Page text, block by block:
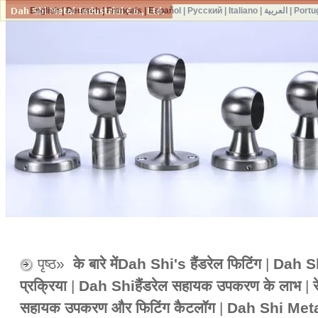
पृष्ठ»के बारे मेंDah Shi's हैंडरेल फिटिंग| Dah
प्रक्रिया| Dah Shiहैंडरेल सहायक उपकरण के लाभ|
सहायक उपकरण और फिटिंग कैटलॉग| Dah Shi
English|Deutsch|Français|Español Русский| Italiano| العربية